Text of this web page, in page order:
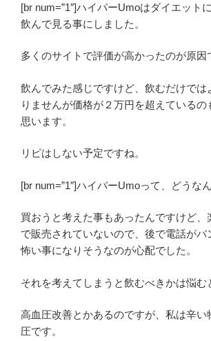
[br num=”1″]ハイパーUmoはダイエット
飲んで見る事にしました。
多くのサイトで評価が高かったのが原因
飲んでみた感じですけど、飲むだけでは
りませんが価格が２万円を超えているの
思います。
リピはしない予定ですね。
[br num=”1″]ハイパーUmoって、どうな
買おうと考えた事もあったんですけど、
で販売されていないので、後で電話がバ
怖い事になりそうなのが心配でした。
それを考えてしまうと飲むべきかは悩む
高血圧改善とかあるのですが、私は辛い
圧です。